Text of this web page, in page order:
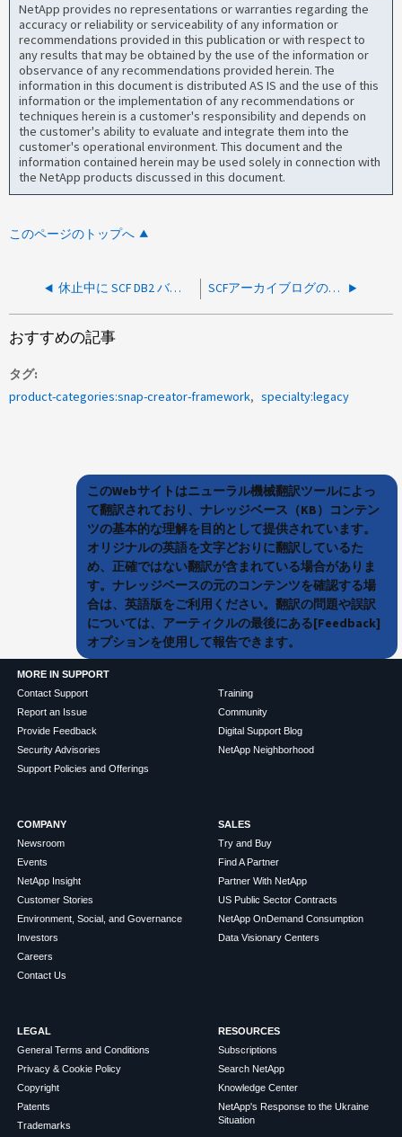
NetApp provides no representations or warranties regarding the
accuracy or reliability or serviceability of any information or
recommendations provided in this publication or with respect to
any results that may be obtained by the use of the information or
observance of any recommendations provided herein. The
information in this document is distributed AS IS and the use of this
information or the implementation of any recommendations or
techniques herein is a customer's responsibility and depends on
the customer's ability to evaluate and integrate them into the
customer's operational environment. This document and the
information contained herein may be used solely in connection with
the NetApp products discussed in this document.
このページのトップへ
休止中に SCF DB2 バックアップ・ジョブが次のエラーで失敗します：ウォッチドッグが実行中の操作を強制終了しました SCFアーカイブログの削除がNFSマウントポイントの.snapshotディレクトリで失敗する
おすすめの記事
タグ
product-categories:snap-creator-framework
specialty:legacy
このWebサイトはニューラル機械翻訳ツールによっ
て翻訳されており、ナレッジベース（KB）コンテン
ツの基本的な理解を目的として提供されています。
オリジナルの英語を文字どおりに翻訳しているた
め、正確ではない翻訳が含まれている場合がありま
す。ナレッジベースの元のコンテンツを確認する場
合は、英語版をご利用ください。翻訳の問題や誤訳
については、アーティクルの最後にある[Feedback]
オプションを使用して報告できます。
MORE IN SUPPORT
Contact Support
Report an Issue
Provide Feedback
Security Advisories
Support Policies and Offerings
Training
Community
Digital Support Blog
NetApp Neighborhood
COMPANY
Newsroom
Events
NetApp Insight
Customer Stories
Environment, Social, and Governance
Investors
Careers
Contact Us
SALES
Try and Buy
Find A Partner
Partner With NetApp
US Public Sector Contracts
NetApp OnDemand Consumption
Data Visionary Centers
LEGAL
General Terms and Conditions
Privacy & Cookie Policy
Copyright
Patents
Trademarks
RESOURCES
Subscriptions
Search NetApp
Knowledge Center
NetApp's Response to the Ukraine
Situation